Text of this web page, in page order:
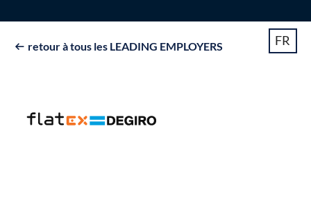
 retour à tous les LEADING EMPLOYERS FR